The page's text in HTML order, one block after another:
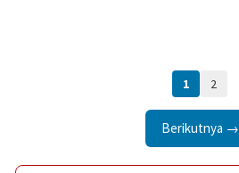
1 2
Berikutnya →